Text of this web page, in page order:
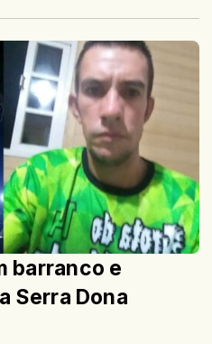
barranco e
Serra Dona